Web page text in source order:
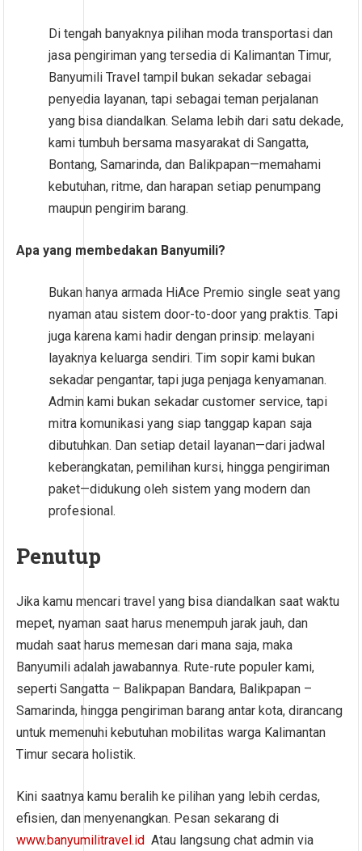
Di tengah banyaknya pilihan moda transportasi dan
jasa pengiriman yang tersedia di Kalimantan Timur,
Banyumili Travel tampil bukan sekadar sebagai
penyedia layanan, tapi sebagai teman perjalanan
yang bisa diandalkan. Selama lebih dari satu dekade,
kami tumbuh bersama masyarakat di Sangatta,
Bontang, Samarinda, dan Balikpapan—memahami
kebutuhan, ritme, dan harapan setiap penumpang
maupun pengirim barang.
Apa yang membedakan Banyumili?
Bukan hanya armada HiAce Premio single seat yang
nyaman atau sistem door-to-door yang praktis. Tapi
juga karena kami hadir dengan prinsip: melayani
layaknya keluarga sendiri. Tim sopir kami bukan
sekadar pengantar, tapi juga penjaga kenyamanan.
Admin kami bukan sekadar customer service, tapi
mitra komunikasi yang siap tanggap kapan saja
dibutuhkan. Dan setiap detail layanan—dari jadwal
keberangkatan, pemilihan kursi, hingga pengiriman
paket—didukung oleh sistem yang modern dan
profesional.
Penutup
Jika kamu mencari travel yang bisa diandalkan saat waktu
mepet, nyaman saat harus menempuh jarak jauh, dan
mudah saat harus memesan dari mana saja, maka
Banyumili adalah jawabannya. Rute-rute populer kami,
seperti Sangatta – Balikpapan Bandara, Balikpapan –
Samarinda, hingga pengiriman barang antar kota, dirancang
untuk memenuhi kebutuhan mobilitas warga Kalimantan
Timur secara holistik.
Kini saatnya kamu beralih ke pilihan yang lebih cerdas,
efisien, dan menyenangkan. Pesan sekarang di
www.banyumilitravel.id Atau langsung chat admin via